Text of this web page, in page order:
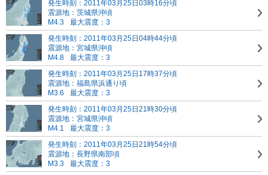
発生時刻：2011年03月25日03時16分頃
震源地：茨城県沖頃
M4.3
最大震度：3
発生時刻：2011年03月25日04時44分頃
震源地：宮城県沖頃
M4.8
最大震度：3
発生時刻：2011年03月25日17時37分頃
震源地：福島県浜通り頃
M3.6
最大震度：3
発生時刻：2011年03月25日21時30分頃
震源地：宮城県沖頃
M4.1
最大震度：3
発生時刻：2011年03月25日21時54分頃
震源地：長野県南部頃
M3.3
最大震度：3